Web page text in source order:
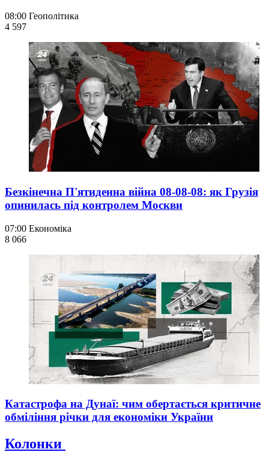
08:00 Геополітика
4 597
Безкінечна П'ятиденна війна 08-08-08: як Грузія
опинилась під контролем Москви
07:00 Економіка
8 066
Катастрофа на Дунаї: чим обертається критичне
обміління річки для економіки України
Колонки